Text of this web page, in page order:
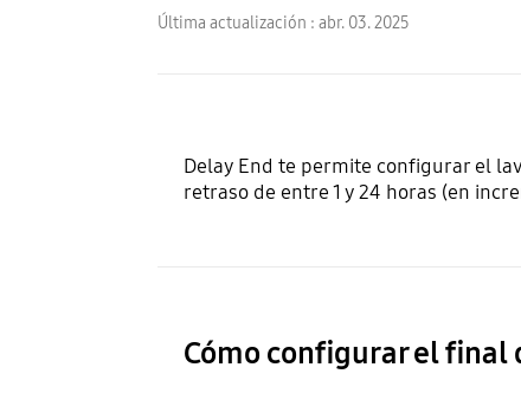
Última actualización : abr. 03. 2025
Delay End te permite configurar el
retraso de entre 1 y 24 horas (en
Cómo configurar el final